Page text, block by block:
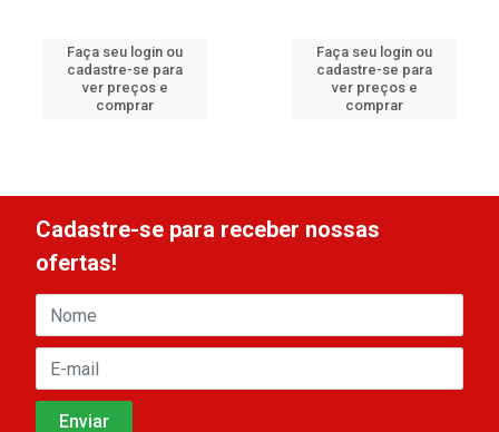
Faça seu login ou
cadastre-se para
ver preços e
comprar
Faça seu login ou
cadastre-se para
ver preços e
comprar
Cadastre-se para receber nossas
ofertas!